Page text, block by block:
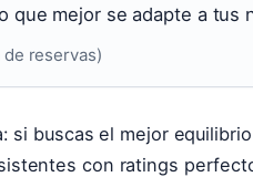
que mejor se adapte a tus
reservas)
si buscas el mejor
con ratings